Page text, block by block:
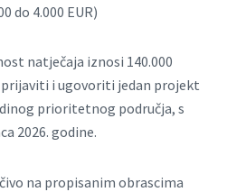
do 4.000 EUR)
natječaja iznosi 140.000
prijaviti i ugovoriti jedan projekt
prioritetnog područja, s
2026. godine.
na propisanim obrascima